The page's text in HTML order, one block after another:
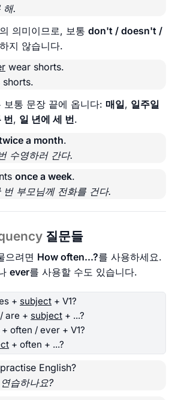
해.
의미이므로, 보통 don't / doesn't /
지 않습니다.
wear shorts.
shorts.
보통 문장 끝에 옵니다: 매일, 일주일
번, 일 년에 세 번.
a month.
수영하러 간다.
once a week.
번 부모님께 전화를 건다.
질문들
으려면 How often...?를 사용하세요.
ever를 사용할 수도 있습니다.
+ subject + V1?
are + subject + ...?
+ often / ever + V1?
+ often + ...?
English?
습하나요?